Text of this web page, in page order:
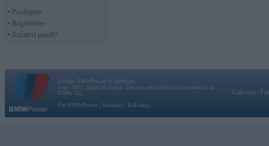
• Pieslēgties
• Reģistrēties
• Aizmirsi paroli?
Vortāls BMWPower.lv darbojas
kopš 2002. gada 14. maija. Tas nav auto klubs un nav saistīts ar
BMW AG.
Par BMWPower
Kontakti Reklāma
Galvena